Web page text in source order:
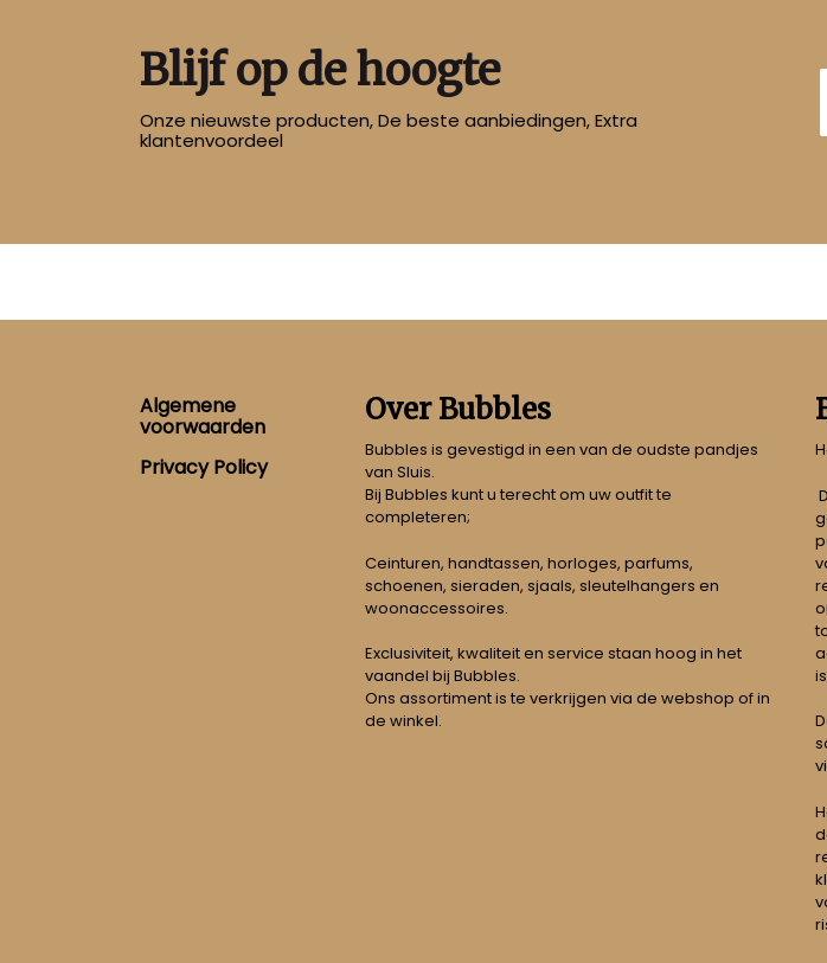
Blijf op de hoogte
Onze nieuwste producten, De beste aanbiedingen, Extra
klantenvoordeel
Footer
Algemene
voorwaarden
Privacy Policy
Over Bubbles
Bubbles is gevestigd in een van de oudste pandjes
van Sluis.
Bij Bubbles kunt u terecht om uw outfit te
completeren;
Ceinturen, handtassen, horloges, parfums,
schoenen, sieraden, sjaals, sleutelhangers en
woonaccessoires.
Exclusiviteit, kwaliteit en service staan hoog in het
vaandel bij Bubbles.
Ons assortiment is te verkrijgen via de webshop of in
de winkel.